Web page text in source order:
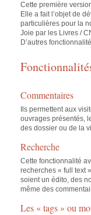
Cette première
Elle a fait l’objet de
particulières pour la
Joie par les Livres /
D’autres
Commentaires
Ils permettent aux
ouvrages présentés,
des dossier ou de la
Recherche
Cette fonctionnalité
recherches « full text
soient un édito, des
même des
Les « tags » ou